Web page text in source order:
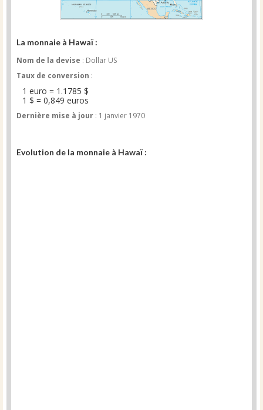
La monnaie à Hawaï :
Nom de la devise : Dollar US
Taux de conversion :
1 euro = 1.1785 $
1 $ = 0,849 euros
Dernière mise à jour : 1 janvier 1970
Evolution de la monnaie à Hawaï :